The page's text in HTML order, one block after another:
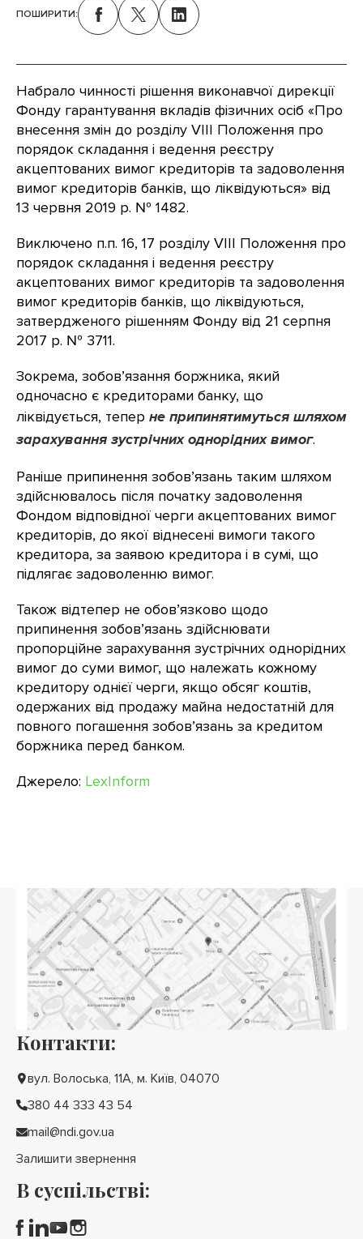
Набрало чинності рішення виконавчої дирекції
Фонду гарантування вкладів фізичних осіб «Про
внесення змін до розділу VIII Положення про
порядок складання і ведення реєстру
акцептованих вимог кредиторів та задоволення
вимог кредиторів банків, що ліквідуються» від
13 червня 2019 р. № 1482.
Виключено п.п. 16, 17 розділу VIII Положення про
порядок складання і ведення реєстру
акцептованих вимог кредиторів та задоволення
вимог кредиторів банків, що ліквідуються,
затвердженого рішенням Фонду від 21 серпня
2017 р. № 3711.
Зокрема, зобов’язання боржника, який
одночасно є кредиторами банку, що
ліквідується, тепер не припинятимуться шляхом
зарахування зустрічних однорідних вимог.
Раніше припинення зобов’язань таким шляхом
здійснювалось після початку задоволення
Фондом відповідної черги акцептованих вимог
кредиторів, до якої віднесені вимоги такого
кредитора, за заявою кредитора і в сумі, що
підлягає задоволенню вимог.
Також відтепер не обов’язково щодо
припинення зобов’язань здійснювати
пропорційне зарахування зустрічних однорідних
вимог до суми вимог, що належать кожному
кредитору однієї черги, якщо обсяг коштів,
одержаних від продажу майна недостатній для
повного погашення зобов’язань за кредитом
боржника перед банком.
Джерело: LexInform
ПОШИРИТИ:
Контакти:
вул. Волоська, 11А, м. Київ, 04070
380 44 333 43 54
mail@ndi.gov.ua
Залишити звернення
В суспільстві: